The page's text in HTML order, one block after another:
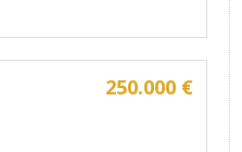
250.000 €